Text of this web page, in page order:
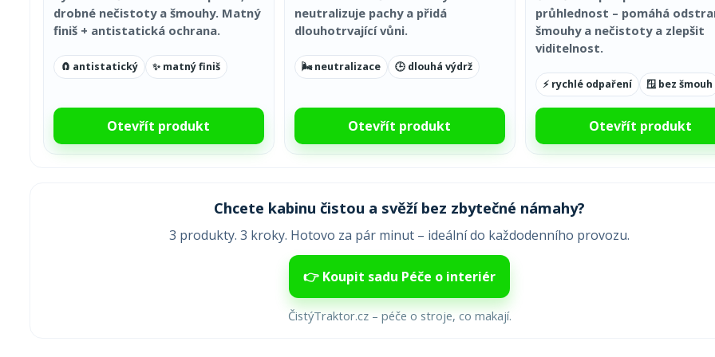
drobné nečistoty a šmouhy. Matný
finiš + antistatická ochrana.
🧲 antistatický ✨ matný finiš
Otevřít produkt
neutralizuje pachy a přidá
dlouhotrvající vůni.
🌬️ neutralizace 🕒 dlouhá výdrž
Otevřít produkt
průhlednost – pomáhá
šmouhy a nečistoty a zlepšit
viditelnost.
⚡ rychlé odpaření 🪟 bez šmouh
Otevřít produkt
Chcete kabinu čistou a svěží bez zbytečné námahy?
3 produkty. 3 kroky. Hotovo za pár minut – ideální do každodenního provozu.
👉 Koupit sadu Péče o interiér
ČistýTraktor.cz – péče o stroje, co makají.